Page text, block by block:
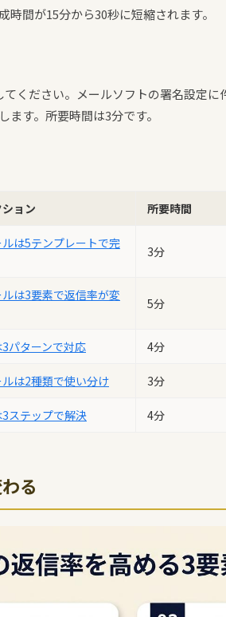
間が15分から30秒に短縮されます。
ください。メールソフトの署名設定に
ます。所要時間は3分です。
ョン 所要時間
は5テンプレートで完
3分
は3要素で返信率が変
5分
パターンで対応 4分
は2種類で使い分け 3分
ステップで解決 4分
る